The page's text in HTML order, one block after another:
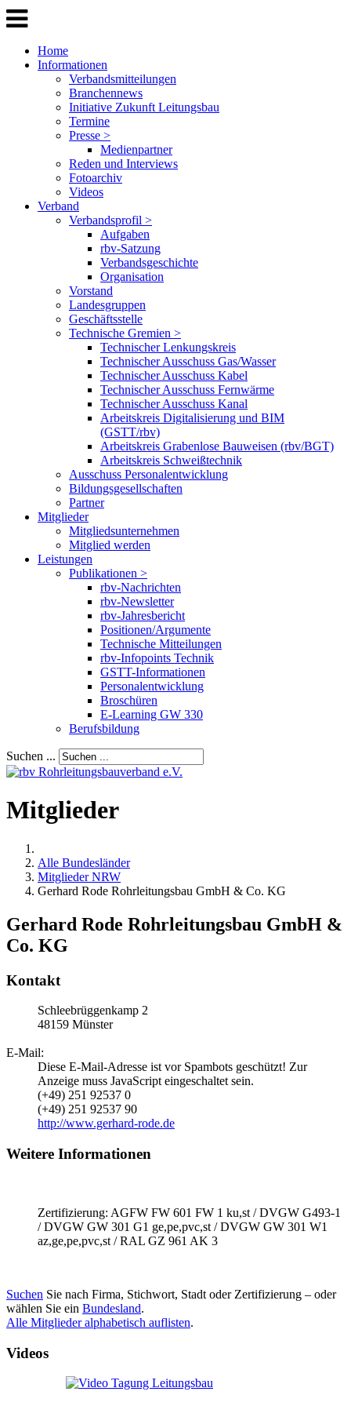
Home
Informationen
Verbandsmitteilungen
Branchennews
Initiative Zukunft Leitungsbau
Termine
Presse >
Medienpartner
Reden und Interviews
Fotoarchiv
Videos
Verband
Verbandsprofil >
Aufgaben
rbv-Satzung
Verbandsgeschichte
Organisation
Vorstand
Landesgruppen
Geschäftsstelle
Technische Gremien >
Technischer Lenkungskreis
Technischer Ausschuss Gas/Wasser
Technischer Ausschuss Kabel
Technischer Ausschuss Fernwärme
Technischer Ausschuss Kanal
Arbeitskreis Digitalisierung und BIM
(GSTT/rbv)
Arbeitskreis Grabenlose Bauweisen (rbv/BGT)
Arbeitskreis Schweißtechnik
Ausschuss Personalentwicklung
Bildungsgesellschaften
Partner
Mitglieder
Mitgliedsunternehmen
Mitglied werden
Leistungen
Publikationen >
rbv-Nachrichten
rbv-Newsletter
rbv-Jahresbericht
Positionen/Argumente
Technische Mitteilungen
rbv-Infopoints Technik
GSTT-Informationen
Personalentwicklung
Broschüren
E-Learning GW 330
Berufsbildung
Suchen ...
Mitglieder
Alle Bundesländer
Mitglieder NRW
Gerhard Rode Rohrleitungsbau GmbH & Co. KG
Gerhard Rode Rohrleitungsbau GmbH &
Co. KG
Kontakt
Schleebrüggenkamp 2
48159 Münster
E-Mail:
Diese E-Mail-Adresse ist vor Spambots geschützt! Zur
Anzeige muss JavaScript eingeschaltet sein.
(+49) 251 92537 0
(+49) 251 92537 90
http://www.gerhard-rode.de
Weitere Informationen
Zertifizierung: AGFW FW 601 FW 1 ku,st / DVGW G493-1
/ DVGW GW 301 G1 ge,pe,pvc,st / DVGW GW 301 W1
az,ge,pe,pvc,st / RAL GZ 961 AK 3
Suchen Sie nach Firma, Stichwort, Stadt oder Zertifizierung – oder
wählen Sie ein Bundesland.
Alle Mitglieder alphabetisch auflisten.
Videos